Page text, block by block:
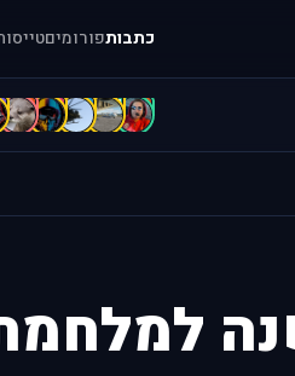
כתבותפורומים
1
[
A
A
A
b